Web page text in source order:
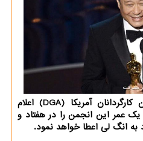
به گزارش نور معرفت، انجمن کارگردانان آمریکا (DGA) اعلام
عمر این انجمن را در هفتاد و
به انگ لی اعطا خواهد نمود.